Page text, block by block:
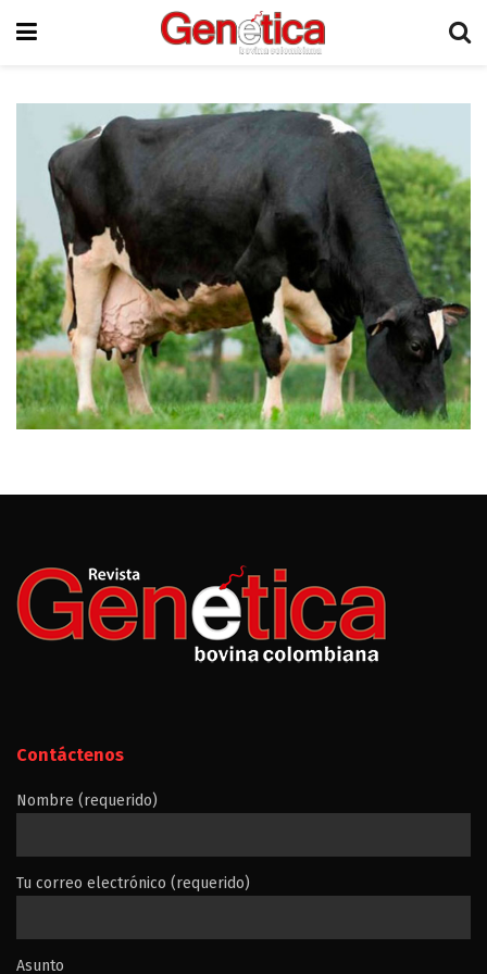
Contáctenos
Nombre (requerido)
Tu correo electrónico (requerido)
Asunto